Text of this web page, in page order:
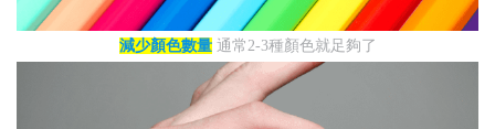
減少顏色數量通常2-3種顏色就足夠了